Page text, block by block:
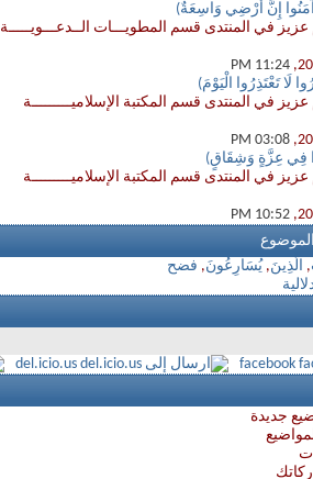
إِنَّ أَرْضِي وَاسِعَةٌ)
في المنتدى قسم المطويـــات الــدعـــويـــــة
11:24 PM
لَا تَعْتَذِرُوا الْيَوْمَ)
في المنتدى قسم المكتبة الإسلاميـــــــــة
03:08 PM
فِي عِزَّةٍ وَشِقَاقٍ)
في المنتدى قسم المكتبة الإسلاميـــــــــة
10:52 PM
الموضوع
, الَّذِينَ, يُسَارِعُونَ, فضح
facebook
del.icio.us
جديدة